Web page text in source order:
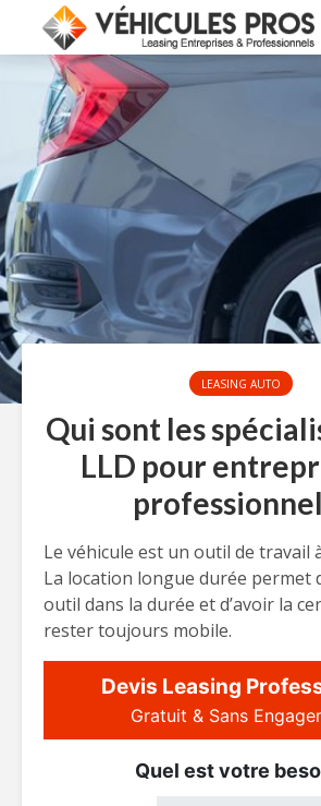
LEASING AUTO
Qui sont les
LLD pour
Le véhicule est un outil de travail
La location longue durée permet
outil dans la durée et d’avoir la
rester toujours mobile.